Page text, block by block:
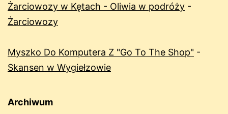
Żarciowozy w Kętach - Oliwia w podróży -
Żarciowozy
Myszko Do Komputera Z "Go To The Shop" -
Skansen w Wygiełzowie
Archiwum